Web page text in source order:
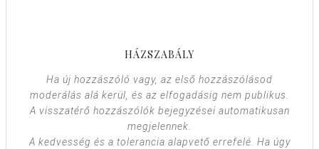
HÁZSZABÁLY
Ha új hozzászóló vagy, az első hozzászólásod
moderálás alá kerül, és az elfogadásig nem publikus.
A visszatérő hozzászólók bejegyzései automatikusan
megjelennek.
A kedvesség és a tolerancia alapvető errefelé. Ha úgy